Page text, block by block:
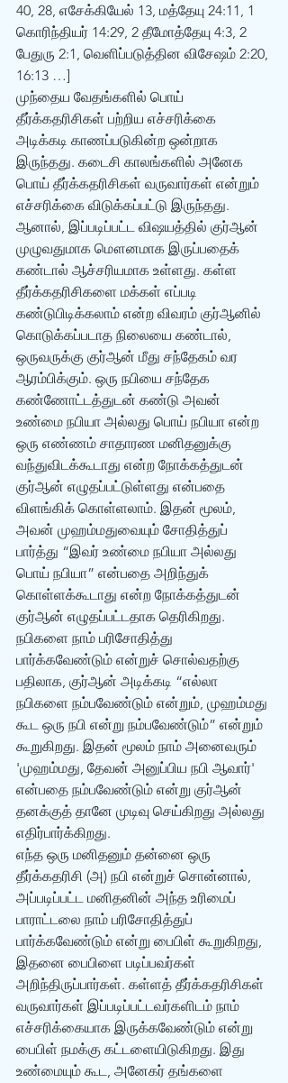
40, 28, எசேக்கியேல் 13, மத்தேயு 24:11, 1
கொரிந்தியர் 14:29, 2 தீமோத்தேயு 4:3, 2
பேதுரு 2:1, வெளிப்படுத்தின விசேஷம் 2:20,
16:13 …]
முந்தைய வேதங்களில் பொய்
தீர்க்கதரிசிகள் பற்றிய எச்சரிக்கை
அடிக்கடி காணப்படுகின்ற ஒன்றாக
இருந்தது. கடைசி காலங்களில் அனேக
பொய் தீர்க்கதரிசிகள் வருவார்கள் என்றும்
எச்சரிக்கை விடுக்கப்பட்டு இருந்தது.
ஆனால், இப்படிப்பட்ட விஷயத்தில் குர்‍ஆன்
முழுவதுமாக மௌனமாக இருப்பதைக்
கண்டால் ஆச்சரியமாக உள்ளது. கள்ள
தீர்க்கதரிசிகளை மக்கள் எப்படி
கண்டுபிடிக்கலாம் என்ற விவரம் குர்‍ஆனில்
கொடுக்கப்படாத நிலையை கண்டால்,
ஒருவருக்கு குர்‍ஆன் மீது சந்தேகம் வர
ஆரம்பிக்கும். ஒரு நபியை சந்தேக
கண்ணோட்டத்துடன் கண்டு அவன்
உண்மை நபியா அல்லது பொய் நபியா என்ற
ஒரு எண்ணம் சாதாரண மனிதனுக்கு
வந்துவிடக்கூடாது என்ற நோக்கத்துடன்
குர்‍ஆன் எழுதப்பட்டுள்ளது என்பதை
விளங்கிக் கொள்ளலாம். இதன் மூலம்,
அவன் முஹம்மதுவையும் சோதித்துப்
பார்த்து “இவர் உண்மை நபியா அல்லது
பொய் நபியா” என்பதை அறிந்துக்
கொள்ளக்கூடாது என்ற நோக்கத்துடன்
குர்‍ஆன் எழுதப்பட்டதாக தெரிகிறது.
நபிகளை நாம் பரிசோதித்து
பார்க்கவேண்டும் என்றுச் சொல்வதற்கு
பதிலாக, குர்‍ஆன் அடிக்கடி “எல்லா
நபிகளை நம்பவேண்டும் என்றும், முஹம்மது
கூட ஒரு நபி என்று நம்பவேண்டும்” என்றும்
கூறுகிறது. இதன் மூலம் நாம் அனைவரும்
'முஹம்மது, தேவன் அனுப்பிய நபி ஆவார்'
என்பதை நம்பவேண்டும் என்று குர்‍ஆன்
தனக்குத் தானே முடிவு செய்கிறது அல்லது
எதிர்பார்க்கிறது.
எந்த ஒரு மனிதனும் தன்னை ஒரு
தீர்க்கதரிசி (அ) நபி என்றுச் சொன்னால்,
அப்படிப்பட்ட மனிதனின் அந்த உரிமைப்
பாராட்டலை நாம் பரிசோதித்துப்
பார்க்கவேண்டும் என்று பைபிள் கூறுகிறது,
இதனை பைபிளை படிப்பவர்கள்
அறிந்திருப்பார்கள். கள்ளத் தீர்க்கதரிசிகள்
வருவார்கள் இப்படிப்பட்டவர்களிடம் நாம்
எச்சரிக்கையாக இருக்கவேண்டும் என்று
பைபிள் நமக்கு கட்டளையிடுகிறது. இது
உண்மையும் கூட, அனேகர் தங்களை